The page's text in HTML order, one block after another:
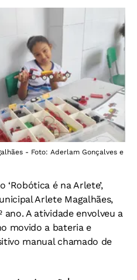
- Foto: Aderlam Gonçalves e
é na Arlete’,
Arlete Magalhães,
ano. A atividade envolveu a
movido a bateria e
manual chamado de